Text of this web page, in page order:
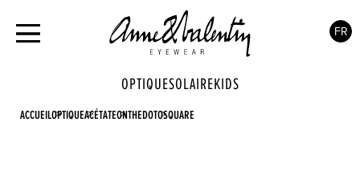
OPTIQUESOLAIREKIDS
FR
ACCUEILOPTIQUEACÉTATEONTHEDOTOSQUARE